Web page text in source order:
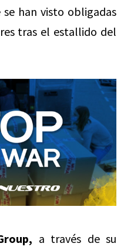
se han visto obligadas
tras el estallido del
a través de su